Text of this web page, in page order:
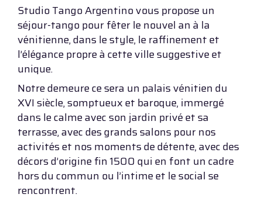
Studio Tango Argentino vous propose un
séjour-tango pour fêter le nouvel an à la
vénitienne, dans le style, le raffinement et
l’élégance propre à cette ville suggestive et
unique.
Notre demeure ce sera un palais vénitien du
XVI siècle, somptueux et baroque, immergé
dans le calme avec son jardin privé et sa
terrasse, avec des grands salons pour nos
activités et nos moments de détente, avec des
décors d’origine fin 1500 qui en font un cadre
hors du commun ou l’intime et le social se
rencontrent.